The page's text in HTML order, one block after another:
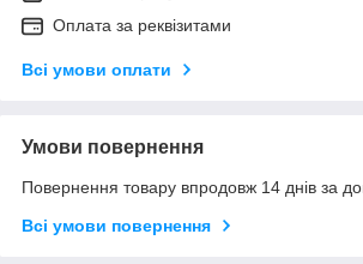
Оплата за реквізитами
Всі умови оплати
Умови повернення
Повернення товару впродовж 14 днів за
Всі умови повернення